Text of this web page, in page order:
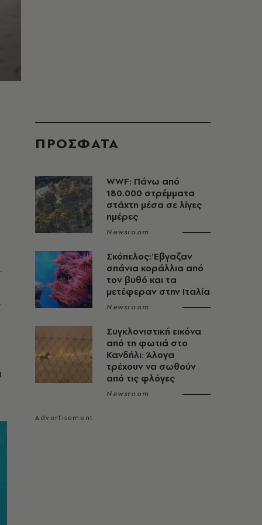
ΠΡΟΣΦΑΤΑ
WWF: Πάνω από
180.000 στρέμματα
στάχτη μέσα σε λίγες
ημέρες
Newsroom
Σκόπελος: Έβγαζαν
σπάνια κοράλλια από
τον βυθό και τα
μετέφεραν στην Ιταλία
Newsroom
Συγκλονιστική εικόνα
από τη φωτιά στο
Κανδήλι: Άλογα
τρέχουν να σωθούν
από τις φλόγες
Newsroom